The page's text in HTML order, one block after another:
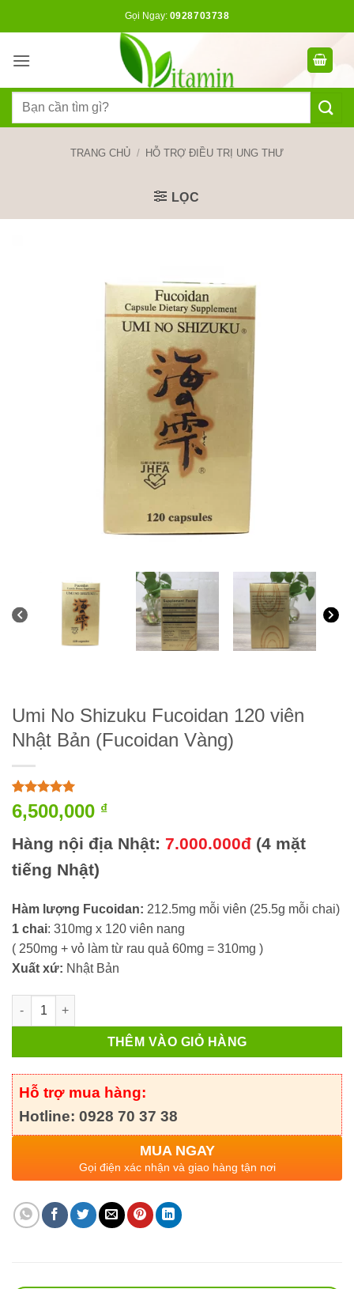
dung
Gọi Ngay: 0928703738
Tìm
TRANG CHỦ / HỖ TRỢ ĐIỀU TRỊ UNG THƯ
LỌC
Umi No Shizuku Fucoidan 120 viên
Nhật Bản (Fucoidan Vàng)
5trên 5
dựa trên
4
6,500,000 ₫
Hàng nội địa Nhật: 7.000.000đ (4 mặt
tiếng Nhật)
Hàm lượng Fucoidan: 212.5mg mỗi viên (25.5g mỗi chai)
1 chai: 310mg x 120 viên nang
( 250mg + vỏ làm từ rau quả 60mg = 310mg )
Xuất xứ: Nhật Bản
Umi No Shizuku Fucoidan 120 viên Nhật Bản (Fucoidan Vàng)
THÊM VÀO GIỎ HÀNG
Hỗ trợ mua hàng:
Hotline: 0928 70 37 38
MUA NGAY
Gọi điện xác nhận và giao hàng tận nơi